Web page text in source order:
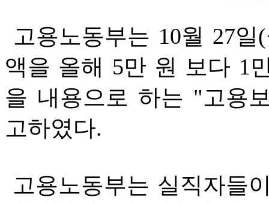
고용노동부는 10월 27
액을 올해 5만 원 보다 1
을 내용으로 하는 "고용
고하였다.
고용노동부는 실직자들